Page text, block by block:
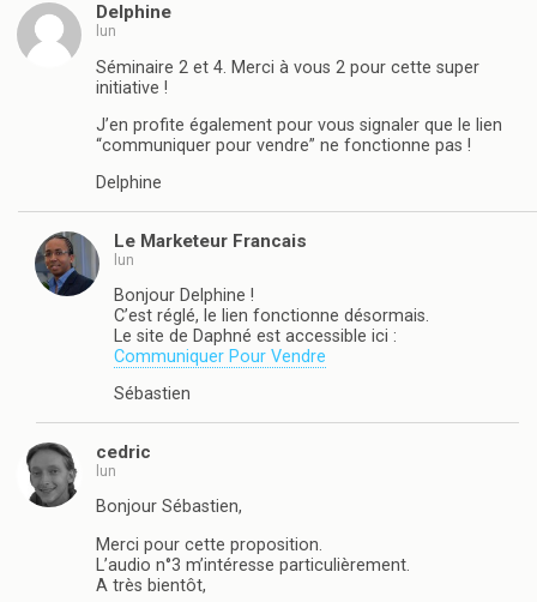
Delphine
lun
Séminaire 2 et 4. Merci à vous 2 pour cette super
initiative !
J’en profite également pour vous signaler que le lien
“communiquer pour vendre” ne fonctionne pas !
Delphine
Le Marketeur Francais
lun
Bonjour Delphine !
C’est réglé, le lien fonctionne désormais.
Le site de Daphné est accessible ici :
Communiquer Pour Vendre
Sébastien
cedric
lun
Bonjour Sébastien,
Merci pour cette proposition.
L’audio n°3 m’intéresse particulièrement.
A très bientôt,